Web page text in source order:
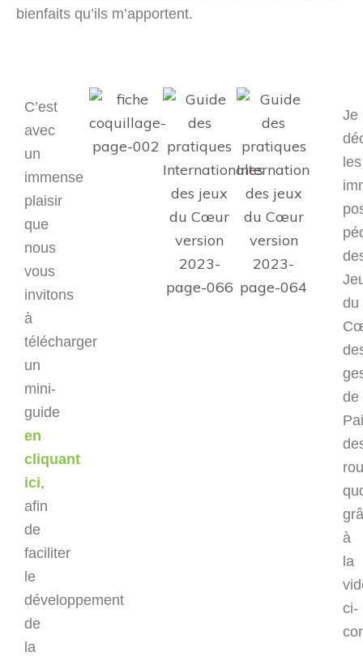
bienfaits qu’ils m’apportent.
C’est
avec
un
immense
plaisir
que
nous
vous
invitons
à
télécharger
un
mini-
guide
en
cliquant
ici,
afin
de
faciliter
le
développement
de
la
Je
les
du
de
à
la
ci-